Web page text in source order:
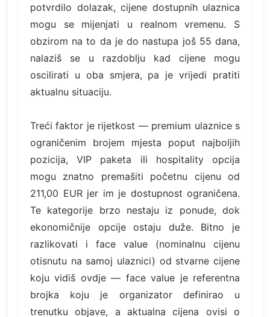
potvrdilo dolazak, cijene dostupnih ulaznica
mogu se mijenjati u realnom vremenu. S
obzirom na to da je do nastupa još 55 dana,
nalaziš se u razdoblju kad cijene mogu
oscilirati u oba smjera, pa je vrijedi pratiti
aktualnu situaciju.
Treći faktor je rijetkost — premium ulaznice s
ograničenim brojem mjesta poput najboljih
pozicija, VIP paketa ili hospitality opcija
mogu znatno premašiti početnu cijenu od
211,00 EUR jer im je dostupnost ograničena.
Te kategorije brzo nestaju iz ponude, dok
ekonomičnije opcije ostaju duže. Bitno je
razlikovati i face value (nominalnu cijenu
otisnutu na samoj ulaznici) od stvarne cijene
koju vidiš ovdje — face value je referentna
brojka koju je organizator definirao u
trenutku objave, a aktualna cijena ovisi o